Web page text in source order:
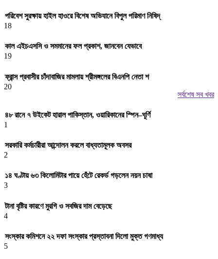
পরিবেশ সুরক্ষায় হাইল হাওরে বিশেষ অভিযানে বিপুল পরিমাণ নিষিদ্
18
কাল এইচএসসি ও সমমানের ফল প্রকাশ, জানবেন যেভাবে
19
ফ্রান্স প্রবাসীর চাঁদাবাজির মামলায় শ্রীমঙ্গলের বিএনপি নেতা শ
20
সর্বশেষ সব খবর
৪৮ রানে ৭ উইকেট হারাল পাকিস্তান, ওয়ারিকানের স্পিন–ঘূর্ণি
1
সরকারি কর্মচারীরা আন্দোলন করলে বাধ্যতামূলক অবসর
2
১৪ ঘণ্টায় ৬৩ কিলোমিটার পায়ে হেঁটে রেকর্ড গড়লেন নয়ন চাষা
3
টানা বৃষ্টির কারণে মুরগি ও সবজির দাম বেড়েছে
4
সংস্কার কমিশনে ২২ দফা সংস্কার প্রস্তাবনা দিলো মুক্ত গণমাধ্য
5